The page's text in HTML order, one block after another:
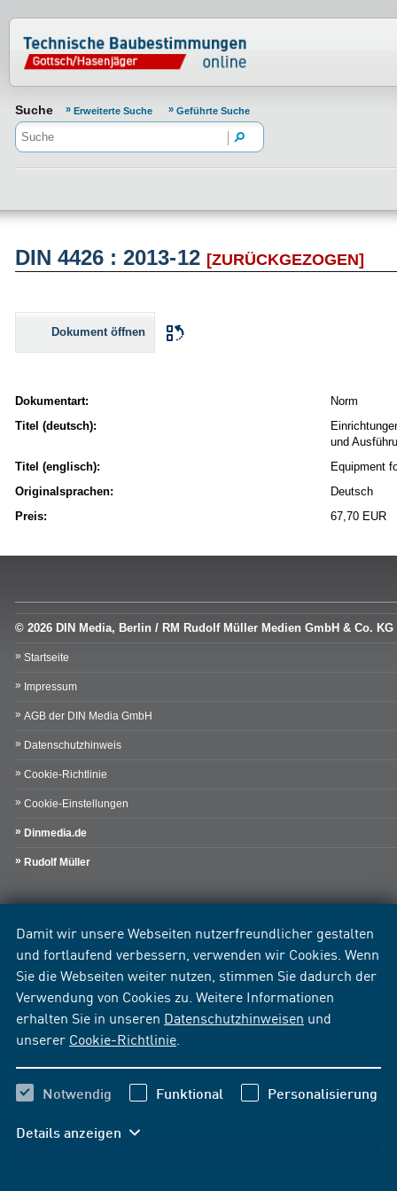
Damit wir unsere Webseiten nutzerfreundlicher gestalten
und fortlaufend verbessern, verwenden wir Cookies. Wenn
Sie die Webseiten weiter nutzen, stimmen Sie dadurch der
Verwendung von Cookies zu. Weitere Informationen
erhalten Sie in unseren Datenschutzhinweisen und
unserer Cookie-Richtlinie
Notwendig Funktional Personalisierung
Details anzeigen
Normenportal Barrierefreiheit
Suche Erweiterte Suche Geführte Suche
DIN 4426 : 2013-12 [ZURÜCKGEZOGEN]
Dokument öffnen
Dokumentart:
Norm
Titel (deutsch):
und
Titel (englisch):
Equipment
Originalsprachen:
Deutsch
Preis:
67,70 EUR
© 2026 DIN Media, Berlin / RM Rudolf Müller Medien GmbH & Co. KG
Startseite
Impressum
AGB der DIN Media GmbH
Datenschutzhinweis
Cookie-Richtlinie
Cookie-Einstellungen
Dinmedia.de
Rudolf Müller